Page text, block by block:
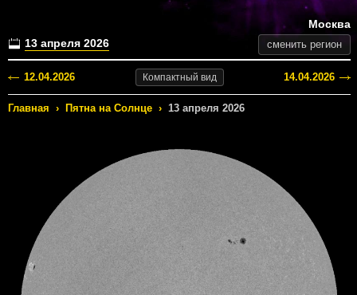
13 апреля 2026
Москва
сменить регион
12.04.2026 Компактный вид 14.04.2026
Главная › Пятна на Солнце › 13 апреля 2026